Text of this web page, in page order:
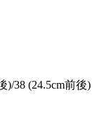
)/38 (24.5cm前後)